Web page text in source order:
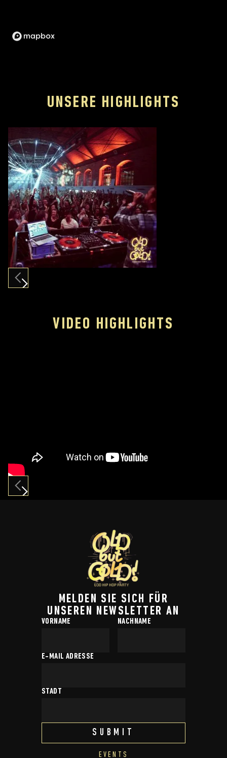
UNSERE HIGHLIGHTS
Slide 10 of 12.
VIDEO HIGHLIGHTS
MELDEN SIE SICH FÜR
UNSEREN NEWSLETTER AN
VORNAME NACHNAME
E-MAIL ADRESSE
STADT
EVENTS